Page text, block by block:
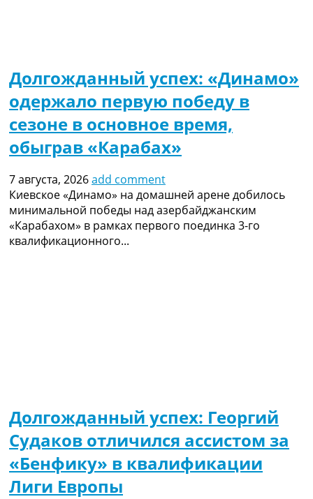
Долгожданный успех: «Динамо»
одержало первую победу в
сезоне в основное время,
обыграв «Карабах»
7 августа, 2026add comment
Киевское «Динамо» на домашней арене добилось
минимальной победы над азербайджанским
«Карабахом» в рамках первого поединка 3-го
квалификационного...
Долгожданный успех: Георгий
Судаков отличился ассистом за
«Бенфику» в квалификации
Лиги Европы